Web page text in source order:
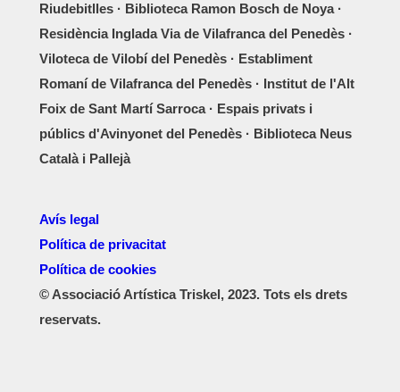
Riudebitlles · Biblioteca Ramon Bosch de Noya ·
Residència Inglada Via de Vilafranca del Penedès ·
Viloteca de Vilobí del Penedès · Establiment
Romaní de Vilafranca del Penedès · Institut de l'Alt
Foix de Sant Martí Sarroca · Espais privats i
públics d'Avinyonet del Penedès · Biblioteca Neus
Català i Pallejà
Avís legal
Política de privacitat
Política de cookies
© Associació Artística Triskel, 2023. Tots els drets
reservats.